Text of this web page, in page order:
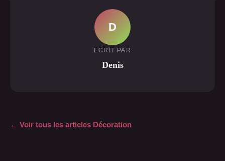
D
ECRIT PAR
Denis
← Voir tous les articles Décoration